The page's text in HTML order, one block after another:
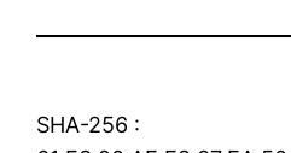
SHA-256 :